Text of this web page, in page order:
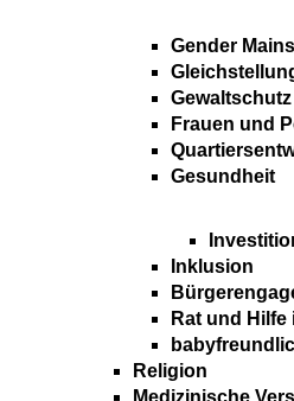
Gender
Gewaltschutz
Frauen und
Gesundheit
Inklusion
Rat und Hilfe
Religion